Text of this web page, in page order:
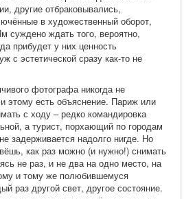
другие отбраковывались,
в художественный оборот,
суждено ждать того, вероятно,
прибудет у них ценность
с эстетической сразу как-то не
фотографа никогда не
этому есть объяснение. Париж или
с ходу – редко командировка
а турист, порхающий по городам
задерживается надолго нигде. Но
как раз можно (и нужно!) снимать
не раз, и не два на одно место, на
и тому же полюбившемуся
раз другой свет, другое состояние.